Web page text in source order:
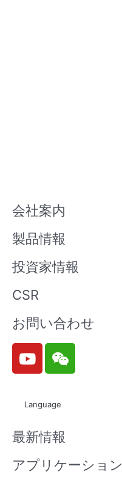
会社案内
製品情報
投資家情報
CSR
お問い合わせ
Y
o
u
b
e
W
e
i
n
Language
最新情報
アプリケーション